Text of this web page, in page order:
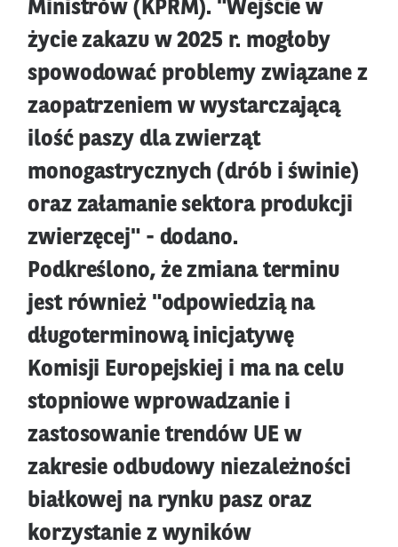
Ministrów (KPRM). "Wejście w
życie zakazu w 2025 r. mogłoby
spowodować problemy związane z
zaopatrzeniem w wystarczającą
ilość paszy dla zwierząt
monogastrycznych (drób i świnie)
oraz załamanie sektora produkcji
zwierzęcej" - dodano.
Podkreślono, że zmiana terminu
jest również "odpowiedzią na
długoterminową inicjatywę
Komisji Europejskiej i ma na celu
stopniowe wprowadzanie i
zastosowanie trendów UE w
zakresie odbudowy niezależności
białkowej na rynku pasz oraz
korzystanie z wyników